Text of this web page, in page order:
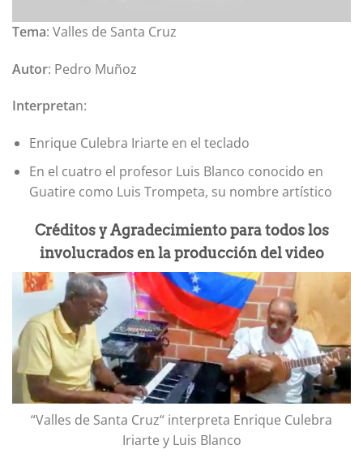
Tema: Valles de Santa Cruz
Autor: Pedro Muñoz
Interpretan:
Enrique Culebra Iriarte en el teclado
En el cuatro el profesor Luis Blanco conocido en
Guatire como Luis Trompeta, su nombre artístico
Créditos y Agradecimiento para todos los
involucrados en la producción del video
“Valles de Santa Cruz“ interpreta Enrique Culebra
Iriarte y Luis Blanco